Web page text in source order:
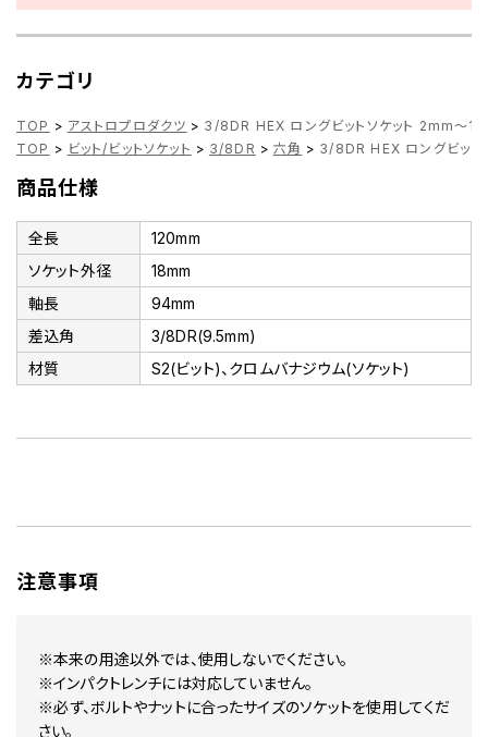
カテゴリ
TOP > アストロプロダクツ > 3/8DR HEX ロングビットソケット 2mm～
TOP > ビット/ビットソケット > 3/8DR > 六角 > 3/8DR HEX ロングビット
商品仕様
全長
120mm
ソケット外径
18mm
軸長
94mm
差込角
3/8DR(9.5mm)
材質
S2(ビット)、クロムバナジウム(ソケット)
注意事項
※本来の用途以外では、使用しないでください。
※インパクトレンチには対応していません。
※必ず、ボルトやナットに合ったサイズのソケットを使用してくだ
さい。